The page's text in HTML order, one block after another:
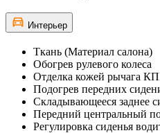
Интерьер
Ткань (Материал салона)
Обогрев рулевого колеса
Отделка кожей рычага
Подогрев передних
Складывающееся заднее
Передний центральный
Регулировка сиденья